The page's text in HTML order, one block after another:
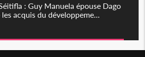
: Guy Manuela épouse Dago
acquis du développeme...